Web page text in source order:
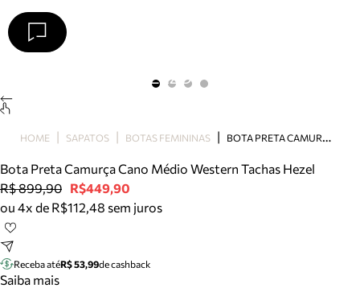
Papete
Scarpin
Mocassim
Bolsa
Tênis
Mule
Arezzo
HOME SAPATOS BOTAS FEMININAS B
OTA PRETA CAMURÇA CANO MÉDIO WESTERN TACHAS HEZEL
Bota Preta Camurça Cano Médio Western Tachas Hezel
R$ 899,90 R$449,90
ou 4x de R$112,48 sem juros
Receba atéR$ 53,99de cashback
Saiba mais